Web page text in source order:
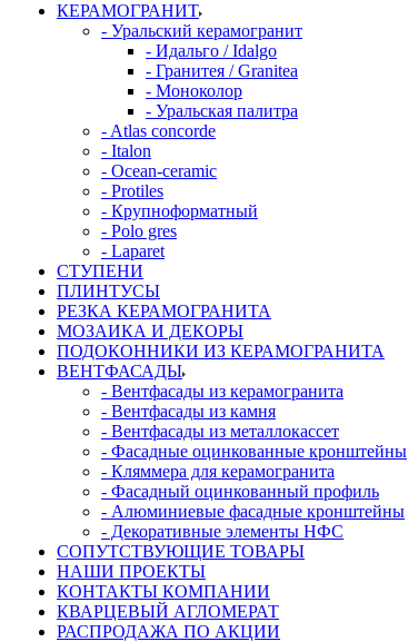
КЕРАМОГРАНИТ
- Уральский керамогранит
- Идальго / Idalgo
- Гранитея / Granitea
- Моноколор
- Уральская палитра
- Atlas concorde
- Italon
- Ocean-ceramic
- Protiles
- Крупноформатный
- Polo gres
- Laparet
СТУПЕНИ
ПЛИНТУСЫ
РЕЗКА КЕРАМОГРАНИТА
МОЗАИКА И ДЕКОРЫ
ПОДОКОННИКИ ИЗ КЕРАМОГРАНИТА
ВЕНТФАСАДЫ
- Вентфасады из керамогранита
- Вентфасады из камня
- Вентфасады из металлокассет
- Фасадные оцинкованные кронштейны
- Кляммера для керамогранита
- Фасадный оцинкованный профиль
- Алюминиевые фасадные кронштейны
- Декоративные элементы НФС
СОПУТСТВУЮЩИЕ ТОВАРЫ
НАШИ ПРОЕКТЫ
КОНТАКТЫ КОМПАНИИ
КВАРЦЕВЫЙ АГЛОМЕРАТ
РАСПРОДАЖА ПО АКЦИИ